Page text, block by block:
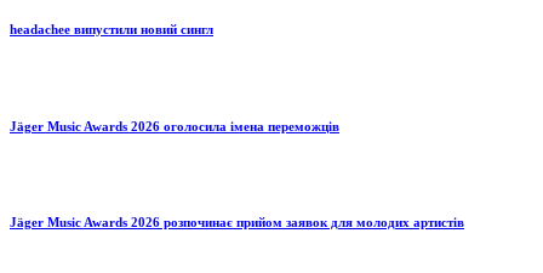
headachee випустили новий сингл
Jäger Music Awards 2026 оголосила імена переможців
Jäger Music Awards 2026 розпочинає прийом заявок для молодих артистів